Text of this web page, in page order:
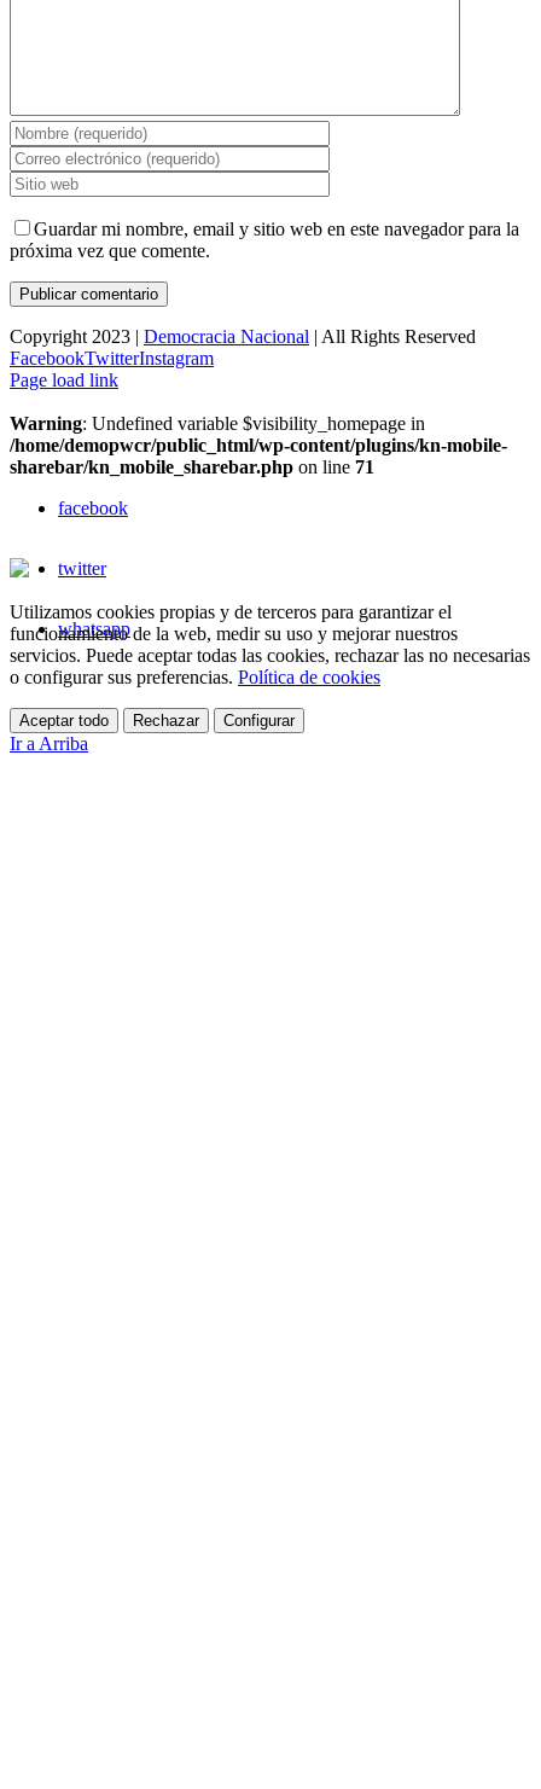
Guardar mi nombre, email y sitio web en este navegador para la
próxima vez que comente.
Copyright 2023 | Democracia Nacional | All Rights Reserved
FacebookTwitterInstagram
Page load link
Warning: Undefined variable $visibility_homepage in
/home/demopwcr/public_html/wp-content/plugins/kn-mobile-
sharebar/kn_mobile_sharebar.php on line 71
facebook
twitter
whatsapp
Utilizamos cookies propias y de terceros para garantizar el
funcionamiento de la web, medir su uso y mejorar nuestros
servicios. Puede aceptar todas las cookies, rechazar las no necesarias
o configurar sus preferencias. Política de cookies
Aceptar todo Rechazar Configurar
Ir a Arriba